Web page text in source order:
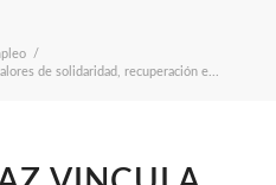
/
de solidaridad, recuperación e...